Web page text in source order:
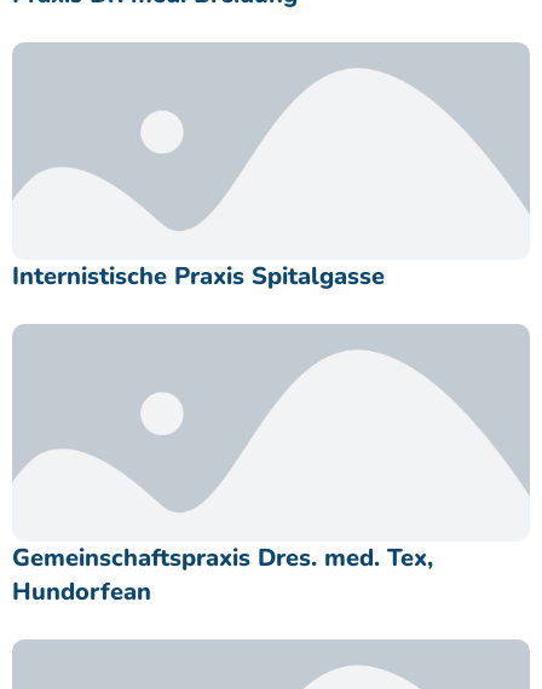
Internistische Praxis Spitalgasse
Gemeinschaftspraxis Dres. med. Tex,
Hundorfean